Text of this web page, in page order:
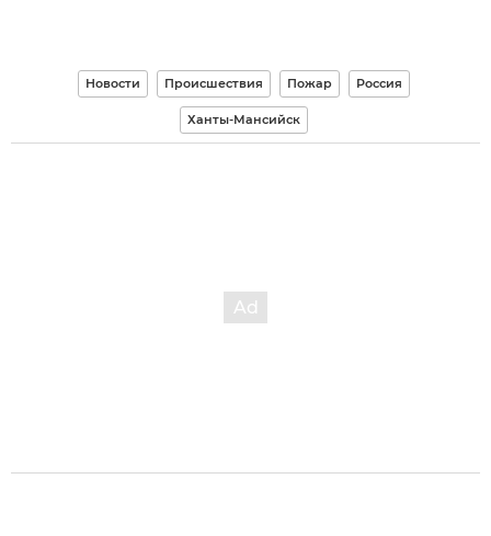
Новости Происшествия Пожар Россия
Ханты-Мансийск